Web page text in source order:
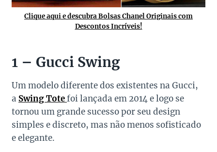
Clique aqui e descubra Bolsas Chanel Originais com
Descontos Incríveis!
1 – Gucci Swing
Um modelo diferente dos existentes na Gucci,
a Swing Totefoi lançada em 2014 e logo se
tornou um grande sucesso por seu design
simples e discreto, mas não menos sofisticado
e elegante.